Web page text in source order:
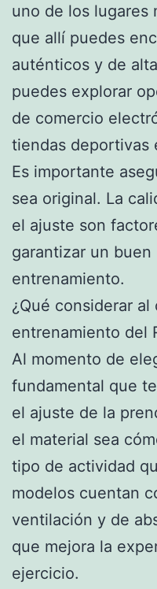
uno de los lugares
que allí puedes
auténticos y de
puedes explorar
de comercio
tiendas deportivas
Es importante
sea original. La
el ajuste son
garantizar un
entrenamiento.
¿Qué considerar
entrenamiento del
Al momento de
fundamental que
el ajuste de la
el material sea
tipo de actividad
modelos cuentan
ventilación y de
que mejora la
ejercicio.